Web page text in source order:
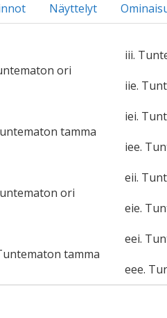
Näyttelyt
ori
iii.
iie.
tamma
iei.
iee.
ori
eii.
eie.
tamma
eei.
eee.